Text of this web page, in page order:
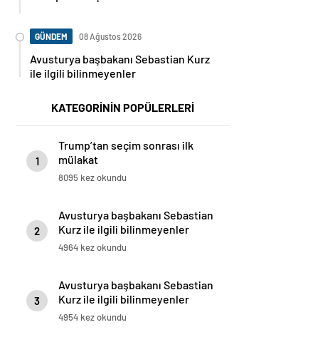
GÜNDEM 08 Ağustos 2026
Avusturya başbakanı Sebastian Kurz
ile ilgili bilinmeyenler
KATEGORİNİN POPÜLERLERİ
1
Trump’tan seçim sonrası ilk
mülakat
8095 kez okundu
2
Avusturya başbakanı Sebastian
Kurz ile ilgili bilinmeyenler
4964 kez okundu
3
Avusturya başbakanı Sebastian
Kurz ile ilgili bilinmeyenler
4954 kez okundu